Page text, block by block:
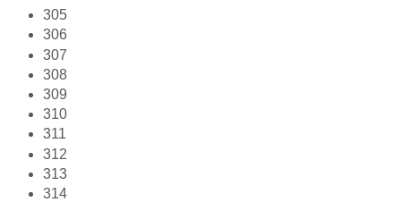
305
306
307
308
309
310
311
312
313
314